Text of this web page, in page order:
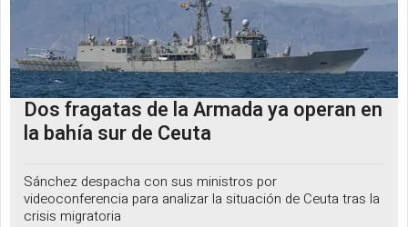
Dos fragatas de la Armada ya operan en
la bahía sur de Ceuta
Sánchez despacha con sus ministros por
videoconferencia para analizar la situación de Ceuta tras la
crisis migratoria